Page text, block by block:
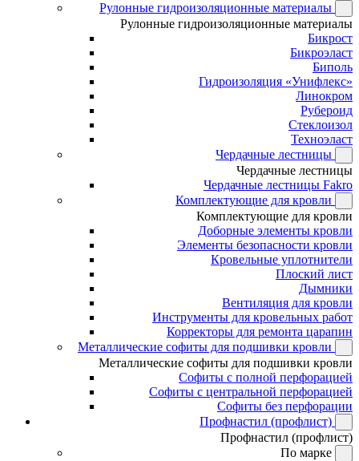
Рулонные гидроизоляционные материалы
Рулонные гидроизоляционные материалы
Бикрост
Бикроэласт
Биполь
Гидроизоляция «Унифлекс»
Линокром
Рубероид
Стеклоизол
Техноэласт
Чердачные лестницы
Чердачные лестницы
Чердачные лестницы Fakro
Комплектующие для кровли
Комплектующие для кровли
Доборные элементы кровли
Элементы безопасности кровли
Кровельные уплотнители
Плоский лист
Дымники
Вентиляция для кровли
Инструменты для кровельных работ
Корректоры для ремонта царапин
Металлические софиты для подшивки кровли
Металлические софиты для подшивки кровли
Софиты с полной перфорацией
Софиты с центральной перфорацией
Софиты без перфорации
Профнастил (профлист)
Профнастил (профлист)
По марке